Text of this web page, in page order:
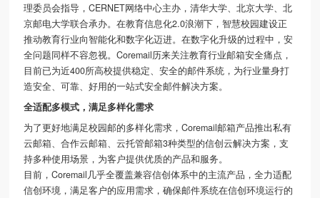
理委员会指导，CERNET网络中心主办，清华大学、北京大学、北
京邮电大学联合承办。在教育信息化2.0浪潮下，智慧校园建设正
推动教育行业向智能化和数字化迈进。在数字化升级的过程中，安
全问题同样不容忽视。Coremail历来关注教育行业邮箱安全痛点，
目前已为近400所高校提供稳定、安全的邮件系统 ，为行业量身打
造安全、可靠、好用的一站式安全邮件解决方案。
全适配多模式，满足多样化需求
为了更好地满足校园邮的多样化需求，Coremail邮箱产品推出私有
云邮箱、合作云邮箱、云托管邮箱3种类型的信创云解决方案，支
持多种使用场景，为客户提供优质的产品和服务。
目前，Coremail几乎全覆盖兼容信创体系中的主流产品，全力适配
信创环境，满足客户的应用需求，确保邮件系统在信创环境运行的